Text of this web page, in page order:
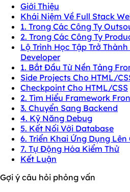
Giới Thiệu
Khái Niệm Về Full Stack
1. Trong Các Công Ty
2. Trong Các Công Ty
Lộ Trình Học Tập Trở
Developer
1. Bắt Đầu Từ Nền Tảng
Side Projects Cho HTML/
Checkpoint Cho HTML/CSS
2. Tìm Hiểu Framework
3. Chuyển Sang Backend
4. Kỹ Năng Debug
5. Kết Nối Với Database
6. Triển Khai Ứng Dụng Lên
7. Tự Động Hóa Kiểm Thử
Kết Luận
Gợi ý câu hỏi phỏng vấn